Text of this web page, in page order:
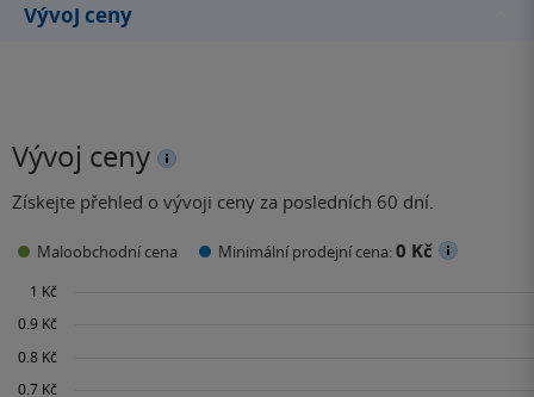
Vývoj ceny
Vývoj ceny
Získejte přehled o vývoji ceny za posledních 60 dní.
Maloobchodní cena Minimální prodejní cena:0 Kč